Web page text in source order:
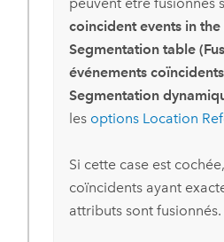
coincident events in
Segmentation table
événements
Segmentation
les options Location
Si cette case est
coïncidents ayant
attributs sont fusionnés.